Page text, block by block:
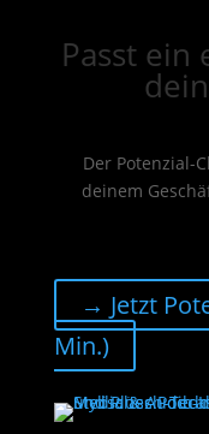
Passt ein
Der Potenzial-
deinem
→ Jetzt
Min.)